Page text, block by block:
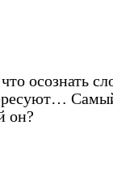
осознать
он?